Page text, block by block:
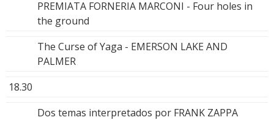
PREMIATA FORNERIA MARCONI - Four holes in
the ground
The Curse of Yaga - EMERSON LAKE AND
PALMER
18.30
Dos temas interpretados por FRANK ZAPPA